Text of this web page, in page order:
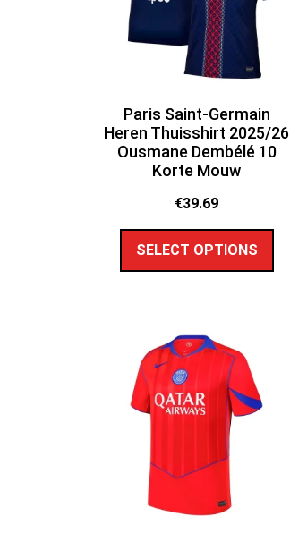
Paris Saint-Germain
Heren Thuisshirt 2025/26
Ousmane Dembélé 10
Korte Mouw
€39.69
SELECT OPTIONS